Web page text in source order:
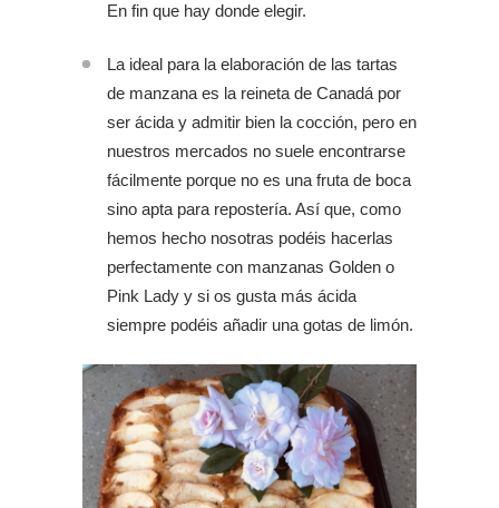
En fin que hay donde elegir.
La ideal para la elaboración de las tartas
de manzana es la reineta de Canadá por
ser ácida y admitir bien la cocción, pero en
nuestros mercados no suele encontrarse
fácilmente porque no es una fruta de boca
sino apta para repostería. Así que, como
hemos hecho nosotras podéis hacerlas
perfectamente con manzanas Golden o
Pink Lady y si os gusta más ácida
siempre podéis añadir una gotas de limón.